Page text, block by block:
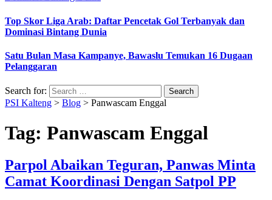
Top Skor Liga Arab: Daftar Pencetak Gol Terbanyak dan
Dominasi Bintang Dunia
Satu Bulan Masa Kampanye, Bawaslu Temukan 16 Dugaan
Pelanggaran
Search for:
PSI Kalteng > Blog > Panwascam Enggal
Tag: Panwascam Enggal
Parpol Abaikan Teguran, Panwas Minta
Camat Koordinasi Dengan Satpol PP